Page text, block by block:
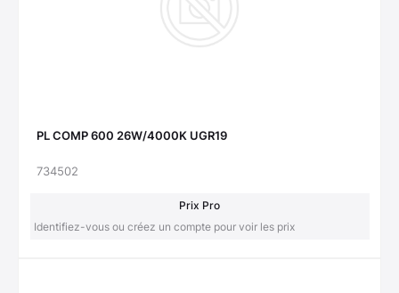
PL COMP 600 26W/4000K UGR19
734502
Prix Pro
Identifiez-vous ou créez un compte pour voir les prix